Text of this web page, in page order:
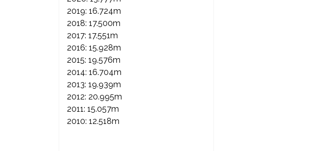
2019: 16.724m
2018: 17.500m
2017: 17.551m
2016: 15.928m
2015: 19.576m
2014: 16.704m
2013: 19.939m
2012: 20.995m
2011: 15.057m
2010: 12.518m